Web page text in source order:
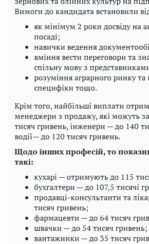
Вимоги до кандидата встановили
як мінімум 2 роки досвіду на
посаді;
навички ведення
вміння вести переговори та
спільну мову з
розуміння аграрного ринку та
специфіки тощо.
Крім того, найбільші виплати
менеджери з продажу, які можуть
тисяч гривень, інженери — до 140
водії— до 120 тисяч гривень.
Щодо інших професій, то
такі:
кухарі — отримують до 115
бухгалтери — до 107,5 тисячі
продавці-консультанти та
тисяч гривень;
фармацевти — до 64 тисяч
швачки — до 54 тисяч гривень;
вантажники — до 35 тисяч